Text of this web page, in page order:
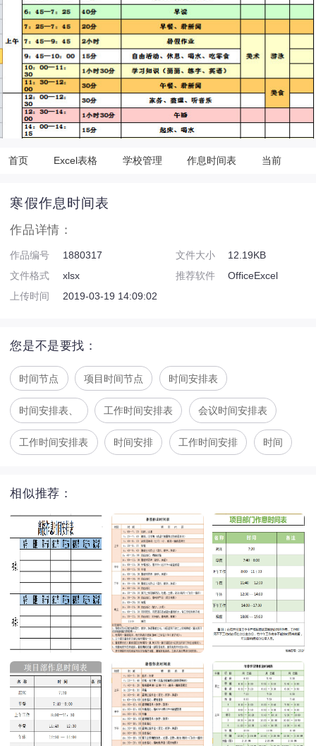
首页 Excel表格 学校管理 作息时间表 当前
寒假作息时间表
作品详情：
作品编号 1880317 文件大小
12.19KB
文件格式
xlsx 推荐软件
OfficeExcel
上传时间
2019-03-19 14:09:02
您是不是要找：
时间节点 项目时间节点 时间安排表
时间安排表、 工作时间安排表 会议时间安排表
工作时间安排表 时间安排 工作时间安排 时间
相似推荐：